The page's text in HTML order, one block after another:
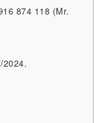
874 118 (Mr.
2024.